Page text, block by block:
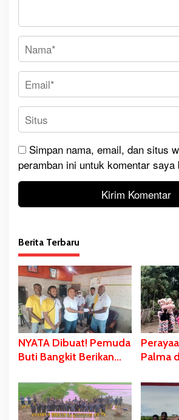
Simpan nama, email, dan situs
peramban ini untuk komentar saya
Berita Terbaru
NYATA Dibuat! Pemuda
Buti Bangkit Berikan
Pembangunan Gereja
(baru) St. Theresia
Buti-Merauke
Palma